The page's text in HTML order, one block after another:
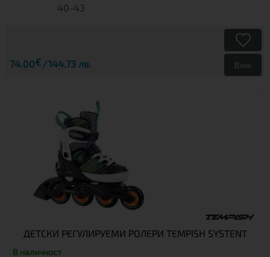
40-43
74.00€ 144.73 лв. Виж
ДЕТСКИ РЕГУЛИРУЕМИ РОЛЕРИ TEMPISH SYSTENT
В наличност